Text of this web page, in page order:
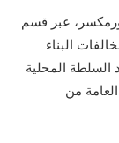
عبر قسم
البناء
المحلية
من